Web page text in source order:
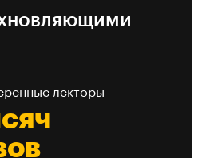
лекторы